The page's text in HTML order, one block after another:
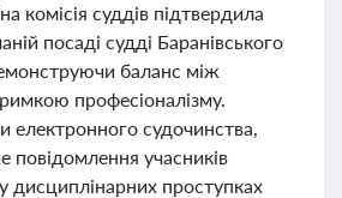
комісія суддів підтвердила
посаді судді Баранівського
баланс між
професіоналізму.
електронного судочинства,
повідомлення учасників
дисциплінарних проступках